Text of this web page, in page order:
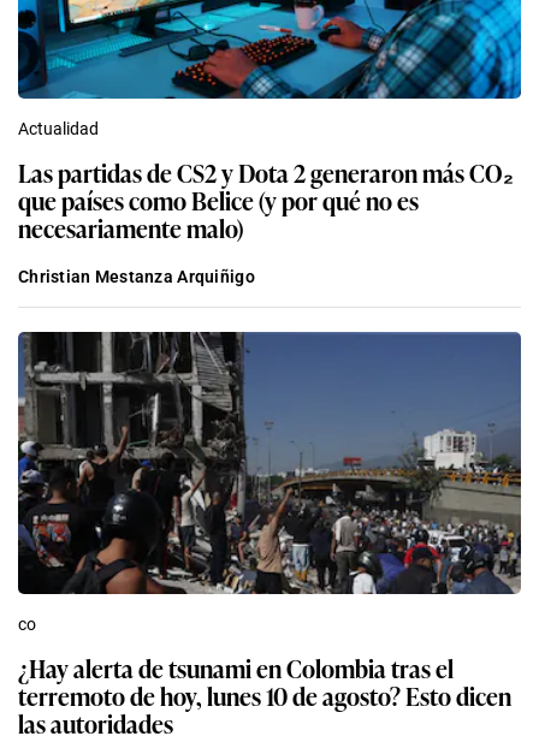
Actualidad
Las partidas de CS2 y Dota 2 generaron más CO₂
que países como Belice (y por qué no es
necesariamente malo)
Christian Mestanza Arquiñigo
co
¿Hay alerta de tsunami en Colombia tras el
terremoto de hoy, lunes 10 de agosto? Esto dicen
las autoridades